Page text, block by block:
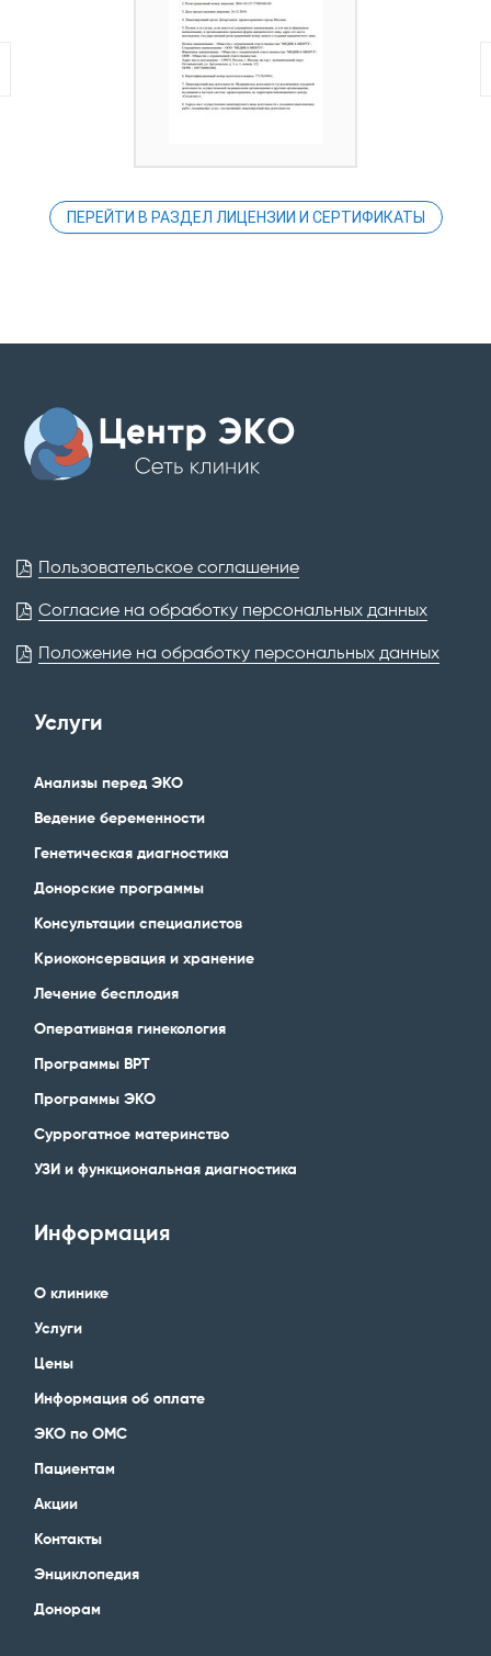
ПЕРЕЙТИ В РАЗДЕЛ ЛИЦЕНЗИИ И СЕРТИФИКАТЫ
Пользовательское соглашение
Согласие на обработку персональных данных
Положение на обработку персональных данных
Услуги
Анализы перед ЭКО
Ведение беременности
Генетическая диагностика
Донорские программы
Консультации специалистов
Криоконсервация и хранение
Лечение бесплодия
Оперативная гинекология
Программы ВРТ
Программы ЭКО
Суррогатное материнство
УЗИ и функциональная диагностика
Информация
О клинике
Услуги
Цены
Информация об оплате
ЭКО по ОМС
Пациентам
Акции
Контакты
Энциклопедия
Донорам